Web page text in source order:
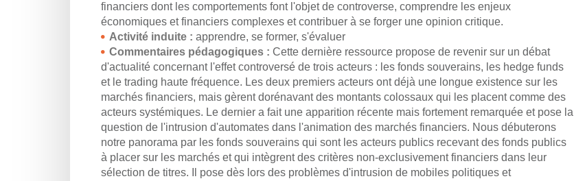
financiers dont les comportements font l'objet de controverse, comprendre les enjeux
économiques et financiers complexes et contribuer à se forger une opinion critique.
Activité induite : apprendre, se former, s'évaluer
Commentaires pédagogiques : Cette dernière ressource propose de revenir sur un débat
d'actualité concernant l'effet controversé de trois acteurs : les fonds souverains, les hedge funds
et le trading haute fréquence. Les deux premiers acteurs ont déjà une longue existence sur les
marchés financiers, mais gèrent dorénavant des montants colossaux qui les placent comme des
acteurs systémiques. Le dernier a fait une apparition récente mais fortement remarquée et pose la
question de l'intrusion d'automates dans l'animation des marchés financiers. Nous débuterons
notre panorama par les fonds souverains qui sont les acteurs publics recevant des fonds publics
à placer sur les marchés et qui intègrent des critères non-exclusivement financiers dans leur
sélection de titres. Il pose dès lors des problèmes d'intrusion de mobiles politiques et